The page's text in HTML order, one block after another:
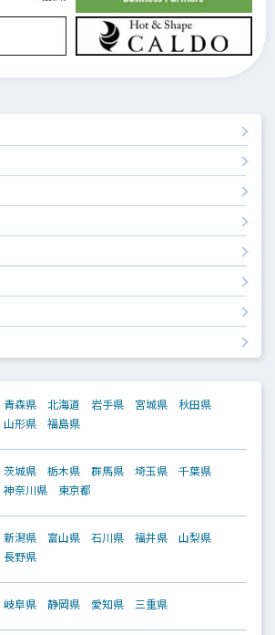
青森県 北海道 岩手県 宮城県
秋田県
山形県
福島県
茨城県 栃木県 群馬県 埼玉県
千葉県
神奈川県
東京都
新潟県 富山県 石川県 福井県
山梨県
長野県
岐阜県 静岡県 愛知県 三重県